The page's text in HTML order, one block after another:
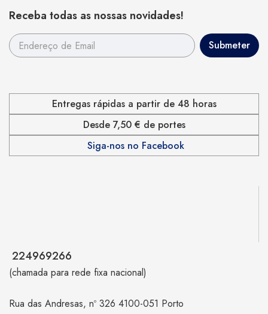
Receba todas as nossas novidades!
Entregas rápidas a partir de 48 horas
Desde 7,50 € de portes
Siga-nos no Facebook
224969266
(chamada para rede fixa nacional)
Rua das Andresas, nº 326 4100-051 Porto